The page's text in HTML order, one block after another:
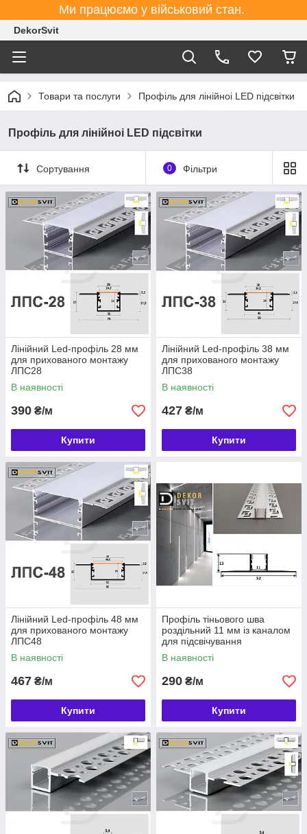
Ми працюємо у військовий стан.
DekorSvit
Товари та послуги Профіль для лінійноі LED підсвітки
Профіль для лінійноі LED підсвітки
Сортування 0 Фільтри
Лінійний Led-профіль 28 мм
для прихованого монтажу
ЛПС28
В наявності
390 ₴/м
Купити
Лінійний Led-профіль 38 мм
для прихованого монтажу
ЛПС38
В наявності
427 ₴/м
Купити
Лінійний Led-профіль 48 мм
для прихованого монтажу
ЛПС48
В наявності
467 ₴/м
Купити
Профіль тіньового шва
роздільний 11 мм із каналом
для підсвічування
В наявності
290 ₴/м
Купити